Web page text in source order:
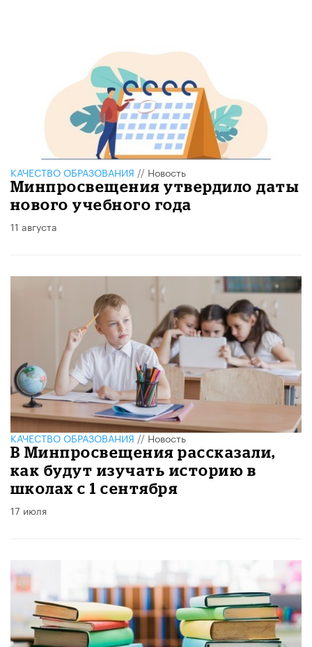
КАЧЕСТВО ОБРАЗОВАНИЯ // Новость
Минпросвещения утвердило даты
нового учебного года
11 августа
КАЧЕСТВО ОБРАЗОВАНИЯ//Новость
В Минпросвещения рассказали,
как будут изучать историю в
школах с 1 сентября
17 июля